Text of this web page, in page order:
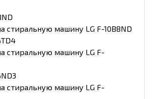
стиральную машину LG F-10B8ND
стиральную машину LG F-
стиральную машину LG F-